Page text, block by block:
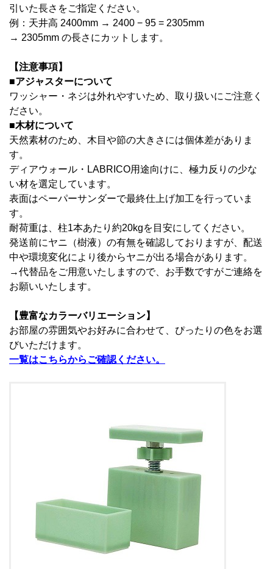
引いた長さをご指定ください。
例：天井高 2400mm → 2400 − 95 = 2305mm
→ 2305mm の長さにカットします。
【注意事項】
■アジャスターについて
ワッシャー・ネジは外れやすいため、取り扱いにご注意く
ださい。
■木材について
天然素材のため、木目や節の大きさには個体差がありま
す。
ディアウォール・LABRICO用途向けに、極力反りの少な
い材を選定しています。
表面はペーパーサンダーで最終仕上げ加工を行っていま
す。
耐荷重は、柱1本あたり約20kgを目安にしてください。
発送前にヤニ（樹液）の有無を確認しておりますが、配送
中や環境変化により後からヤニが出る場合があります。
→代替品をご用意いたしますので、お手数ですがご連絡を
お願いいたします。
【豊富なカラーバリエーション】
お部屋の雰囲気やお好みに合わせて、ぴったりの色をお選
びいただけます。
一覧はこちらからご確認ください。